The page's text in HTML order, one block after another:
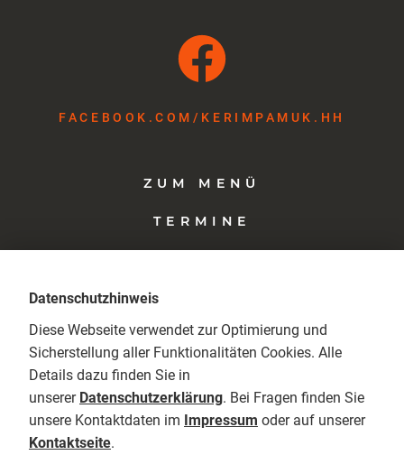
FACEBOOK.COM​/KERIMPAMUK.HH
ZUM MENÜ
TERMINE
Datenschutzhinweis
Diese Webseite verwendet zur Optimierung und
Sicherstellung aller Funktionalitäten Cookies. Alle
Details dazu finden Sie in
unserer Datenschutzerklärung. Bei Fragen finden Sie
unsere Kontaktdaten im Impressum oder auf unserer
Kontaktseite.